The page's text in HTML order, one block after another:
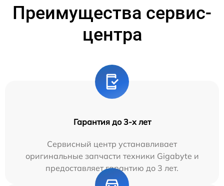
Преимущества сервис-
центра
Гарантия до 3-х лет
Сервисный центр устанавливает
оригинальные запчасти техники Gigabyte и
предоставляет гарантию до 3 лет.